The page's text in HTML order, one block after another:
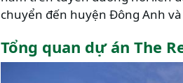
chuyển đến huyện Đông Anh
Tổng quan dự án The